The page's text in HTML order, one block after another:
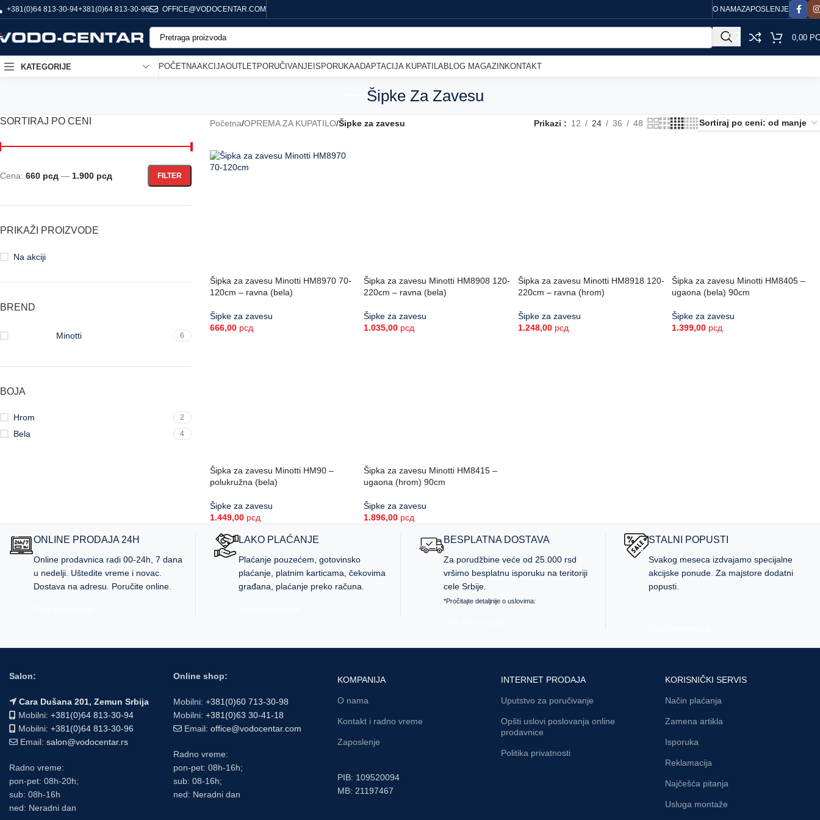
+381(0)64 813-30-94+381(0)64 813-30-96 OFFICE@VODOCENTAR.COM O NAMAZAPOSLENJE
0,00
KATEGORIJE POČETNAAKCIJAOUTLETPORUČIVANJEISPORUKAADAPTACIJA KUPATILABLOG MAGAZINKONTAKT
Šipke Za Zavesu
SORTIRAJ PO CENI
FILTER
Cena: 660 рсд — 1.900 рсд
PRIKAŽI PROIZVODE
Na akciji
BREND
Minotti 6
BOJA
Hrom 2
Bela 4
Početna/OPREMA ZA KUPATILO/Šipke za zavesu Prikazi 12 24 36 48
Šipka za zavesu Minotti HM8970 70-
120cm – ravna (bela)
Šipke za zavesu
666,00 рсд
Šipka za zavesu Minotti HM8908 120-
220cm – ravna (bela)
Šipke za zavesu
1.035,00 рсд
Šipka za zavesu Minotti HM8918 120-
220cm – ravna (hrom)
Šipke za zavesu
1.248,00 рсд
Šipka za zavesu Minotti HM8405 –
ugaona (bela) 90cm
Šipke za zavesu
1.399,00 рсд
Šipka za zavesu Minotti HM90 –
polukružna (bela)
Šipke za zavesu
1.449,00 рсд
Šipka za zavesu Minotti HM8415 –
ugaona (hrom) 90cm
Šipke za zavesu
1.896,00 рсд
ONLINE PRODAJA 24H
Online prodavnica radi 00-24h, 7 dana
u nedelji. Uštedite vreme i novac.
Dostava na adresu. Poručite online.
LAKO PLAĆANJE
Plaćanje pouzećem, gotovinsko
plaćanje, platnim karticama, čekovima
građana, plaćanje preko računa.
BESPLATNA DOSTAVA
Za porudžbine veće od 25.000 rsd
vršimo besplatnu isporuku na teritoriji
cele Srbije.
*Pročitajte detaljnije o uslovima:
STALNI POPUSTI
Svakog meseca izdvajamo specijalne
akcijske ponude. Za majstore dodatni
popusti.
Salon:
Cara Dušana 201, Zemun Srbija
Mobilni: +381(0)64 813-30-94
Mobilni: +381(0)64 813-30-96
Email: salon@vodocentar.rs
Radno vreme:
pon-pet: 08h-20h;
sub: 08h-16h
ned: Neradni dan
Online shop:
Mobilni: +381(0)60 713-30-98
Mobilni: +381(0)63 30-41-18
Email: office@vodocentar.com
Radno vreme:
pon-pet: 08h-16h;
sub: 08-16h;
ned: Neradni dan
KOMPANIJA
O nama
Kontakt i radno vreme
Zaposlenje
PIB: 109520094
MB: 21197467
INTERNET PRODAJA
Uputstvo za poručivanje
Opšti uslovi poslovanja online
prodavnice
Politika privatnosti
KORISNIČKI SERVIS
Način plaćanja
Zamena artikla
Isporuka
Reklamacija
Najčešća pitanja
Usluga montaže